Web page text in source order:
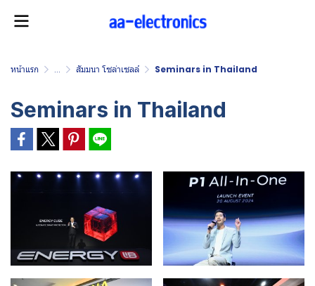
หน้าแรก ... สัมมนา โซล่าเซลล์ Seminars in Thailand
Seminars in Thailand